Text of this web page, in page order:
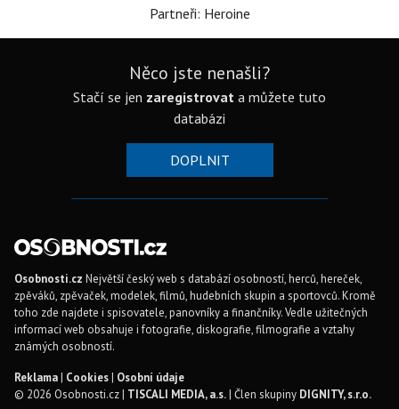
Partneři: Heroine
Něco jste nenašli?
Stačí se jen zaregistrovat a můžete tuto
databázi
DOPLNIT
Osobnosti.cz Největší český web s databází osobností, herců, hereček,
zpěváků, zpěvaček, modelek, filmů, hudebních skupin a sportovců. Kromě
toho zde najdete i spisovatele, panovníky a finančníky. Vedle užitečných
informací web obsahuje i fotografie, diskografie, filmografie a vztahy
známých osobností.
Reklama| Cookies| Osobní údaje
© 2026 Osobnosti.cz | TISCALI MEDIA, a.s.| Člen skupiny DIGNITY, s.r.o.